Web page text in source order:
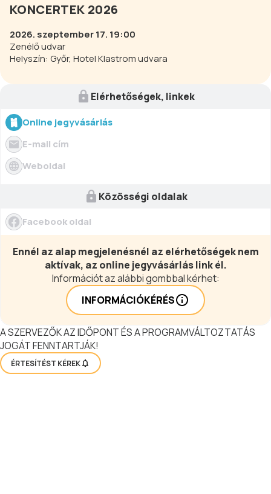
KONCERTEK 2026
2026. szeptember 17. 19:00
Zenélő udvar
Helyszín: Győr, Hotel Klastrom udvara
Elérhetőségek, linkek
Online jegyvásárlás
E-mail cím
Weboldal
Közösségi oldalak
Facebook oldal
Ennél az alap megjelenésnél az elérhetőségek nem
aktívak, az online jegyvásárlás link él.
Információt az alábbi gombbal kérhet:
INFORMÁCIÓKÉRÉS
A SZERVEZŐK AZ IDŐPONT ÉS A PROGRAMVÁLTOZTATÁS
JOGÁT FENNTARTJÁK!
ÉRTESÍTÉST KÉREK